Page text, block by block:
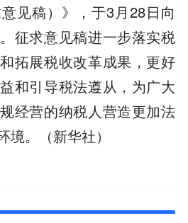
见稿）》，于3月28日向
征求意见稿进一步落实税
拓展税收改革成果，更好
和引导税法遵从，为广大
经营的纳税人营造更加法
。（新华社）